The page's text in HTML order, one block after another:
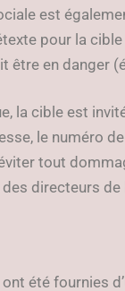
est
pour la
être en danger
la cible est
le numéro
tout
directeurs de
été fournies